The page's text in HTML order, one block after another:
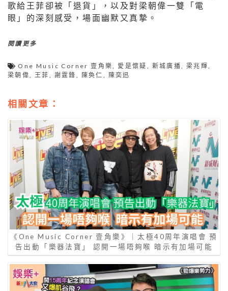
歌給王菲卻被「退貨」，以及對梁朝偉一雙「電
眼」的深刻感受，場面幽默又真摯。
閱讀更多
One Music Corner 壹角樂, 愛是懷疑 , 新城廣播,梁兆輝,
梁朝偉,王菲 , 謝霆鋒 , 陳奐仁 , 陳奕迅
相關文章：
《One Music Corner 壹角樂》｜太極40周年演唱會 預
告出動「樂器法寶」 認開一場唔夠喉 暗示有加場可能